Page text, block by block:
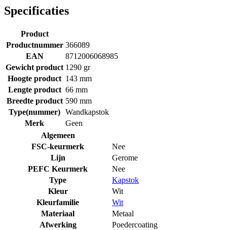
Specificaties
Product
Productnummer 366089
EAN
8712006068985
Gewicht product 1290 gr
Hoogte product 143 mm
Lengte product 66 mm
Breedte product 590 mm
Type(nummer) Wandkapstok
Merk
Geen
Algemeen
FSC-keurmerk
Nee
Lijn
Gerome
PEFC Keurmerk
Nee
Type
Kapstok
Kleur
Wit
Kleurfamilie
Wit
Materiaal
Metaal
Afwerking
Poedercoating